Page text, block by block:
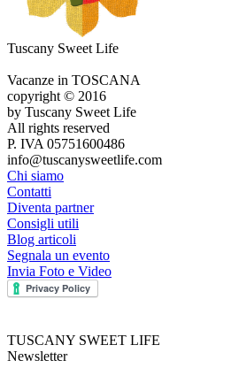
Tuscany Sweet Life
Vacanze in TOSCANA
copyright © 2016
by Tuscany Sweet Life
All rights reserved
P. IVA 05751600486
info@tuscanysweetlife.com
Chi siamo
Contatti
Diventa partner
Consigli utili
Blog articoli
Segnala un evento
Invia Foto e Video
TUSCANY SWEET LIFE
Newsletter